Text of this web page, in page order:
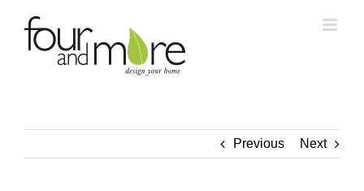
content
Previous Next